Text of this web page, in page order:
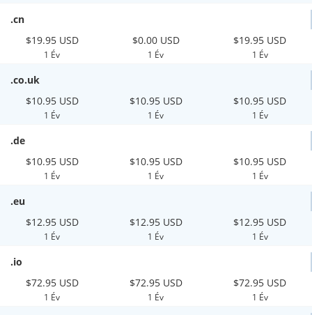
.cn
$19.95 USD
1 Év
$0.00 USD
1 Év
$19.95 USD
1 Év
.co.uk
$10.95 USD
1 Év
$10.95 USD
1 Év
$10.95 USD
1 Év
.de
$10.95 USD
1 Év
$10.95 USD
1 Év
$10.95 USD
1 Év
.eu
$12.95 USD
1 Év
$12.95 USD
1 Év
$12.95 USD
1 Év
.io
$72.95 USD
1 Év
$72.95 USD
1 Év
$72.95 USD
1 Év